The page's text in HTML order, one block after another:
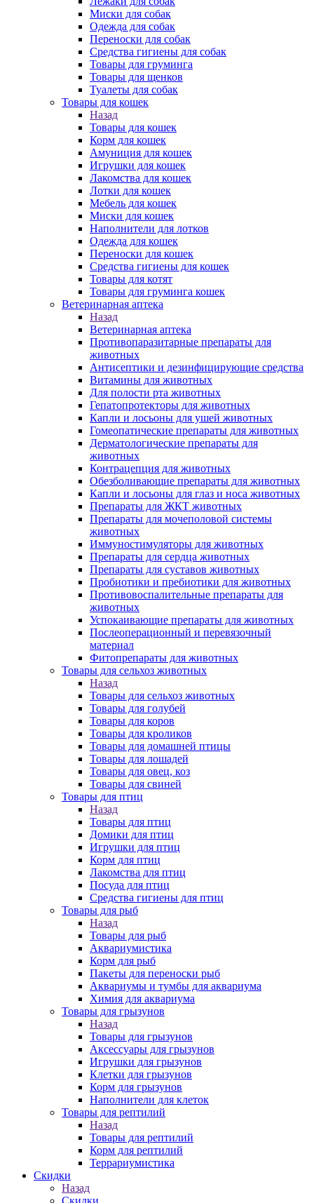
Миски для собак
Одежда для собак
Переноски для собак
Средства гигиены для собак
Товары для груминга
Товары для щенков
Туалеты для собак
Товары для кошек
Назад
Товары для кошек
Корм для кошек
Амуниция для кошек
Игрушки для кошек
Лакомства для кошек
Лотки для кошек
Мебель для кошек
Миски для кошек
Наполнители для лотков
Одежда для кошек
Переноски для кошек
Средства гигиены для кошек
Товары для котят
Товары для груминга кошек
Ветеринарная аптека
Назад
Ветеринарная аптека
Противопаразитарные препараты для
животных
Антисептики и дезинфицирующие средства
Витамины для животных
Для полости рта животных
Гепатопротекторы для животных
Капли и лосьоны для ушей животных
Гомеопатические препараты для животных
Дерматологические препараты для
животных
Контрацепция для животных
Обезболивающие препараты для животных
Капли и лосьоны для глаз и носа животных
Препараты для ЖКТ животных
Препараты для мочеполовой системы
животных
Иммуностимуляторы для животных
Препараты для сердца животных
Препараты для суставов животных
Пробиотики и пребиотики для животных
Противовоспалительные препараты для
животных
Успокаивающие препараты для животных
Послеоперационный и перевязочный
материал
Фитопрепараты для животных
Товары для сельхоз животных
Назад
Товары для сельхоз животных
Товары для голубей
Товары для коров
Товары для кроликов
Товары для домашней птицы
Товары для лошадей
Товары для овец, коз
Товары для свиней
Товары для птиц
Назад
Товары для птиц
Домики для птиц
Игрушки для птиц
Корм для птиц
Лакомства для птиц
Посуда для птиц
Средства гигиены для птиц
Товары для рыб
Назад
Товары для рыб
Аквариумистика
Корм для рыб
Пакеты для переноски рыб
Аквариумы и тумбы для аквариума
Химия для аквариума
Товары для грызунов
Назад
Товары для грызунов
Аксессуары для грызунов
Игрушки для грызунов
Клетки для грызунов
Корм для грызунов
Наполнители для клеток
Товары для рептилий
Назад
Товары для рептилий
Корм для рептилий
Террариумистика
Скидки
Назад
Скидки